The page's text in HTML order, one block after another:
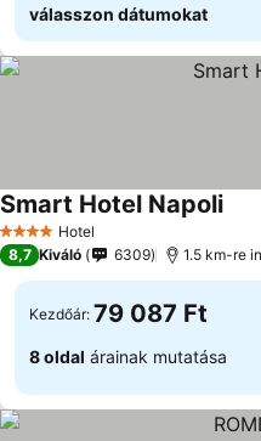
válasszon dátumokat
4 KategóriaHotel
Smart Hotel Napoli
8,7 Kiváló 6309 1.5 km-re
Kezdőár: 79 087 Ft
8 oldal árainak mutatása